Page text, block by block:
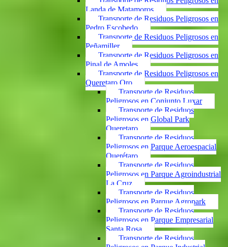
Landa de Matamoros
Transporte de Residuos Peligrosos en
Pedro Escobedo
Transporte de Residuos Peligrosos en
Peñamiller
Transporte de Residuos Peligrosos en
Pinal de Amoles
Transporte de Residuos Peligrosos en
Queretaro Qro
Transporte de Residuos
Peligrosos en Conjunto Luxar
Transporte de Residuos
Peligrosos en Global Park
Queretaro
Transporte de Residuos
Peligrosos en Parque Aeroespacial
Querétaro
Transporte de Residuos
Peligrosos en Parque Agroindustrial
La Cruz
Transporte de Residuos
Peligrosos en Parque Agropark
Transporte de Residuos
Peligrosos en Parque Empresarial
Santa Rosa
Transporte de Residuos